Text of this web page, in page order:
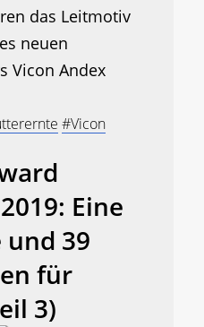
das Leitmotiv
neuen
Vicon Andex
#Vicon
Eine
39
für
3)